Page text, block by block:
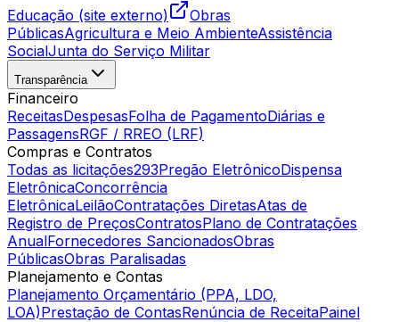
Educação (site externo)
Obras
PúblicasAgricultura e Meio AmbienteAssistência
SocialJunta do Serviço Militar
Transparência
Financeiro
ReceitasDespesasFolha de PagamentoDiárias e
PassagensRGF / RREO (LRF)
Compras e Contratos
Todas as licitações293Pregão EletrônicoDispensa
EletrônicaConcorrência
EletrônicaLeilãoContratações DiretasAtas de
Registro de PreçosContratosPlano de Contratações
AnualFornecedores SancionadosObras
PúblicasObras Paralisadas
Planejamento e Contas
Planejamento Orçamentário (PPA, LDO,
LOA)Prestação de ContasRenúncia de ReceitaPainel